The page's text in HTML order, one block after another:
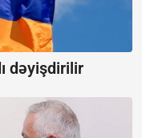
dəyişdirilir